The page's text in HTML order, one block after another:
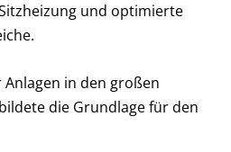
und optimierte
in den großen
die Grundlage für den